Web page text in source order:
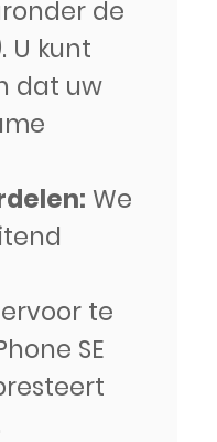
de
U kunt
dat uw
We
te
SE